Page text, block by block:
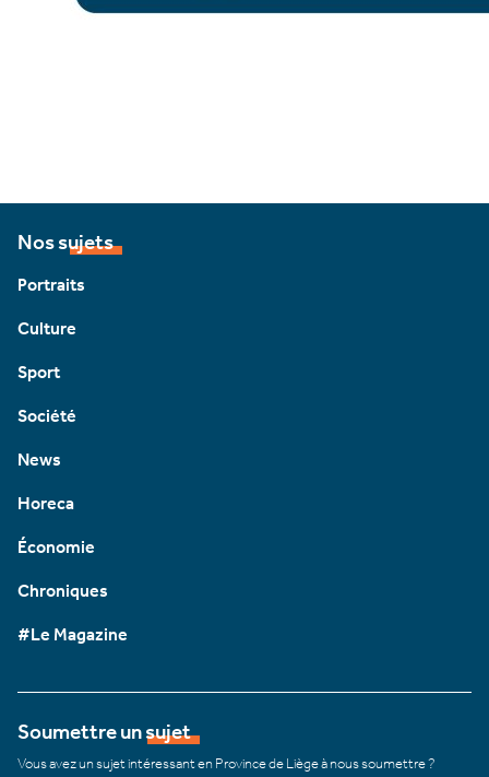
Nos sujets
Portraits
Culture
Sport
Société
News
Horeca
Économie
Chroniques
#Le Magazine
Soumettre un sujet
Vous avez un sujet intéressant en Province de Liège à nous soumettre ?